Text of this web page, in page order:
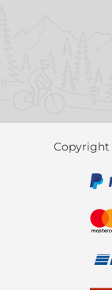
Copyright